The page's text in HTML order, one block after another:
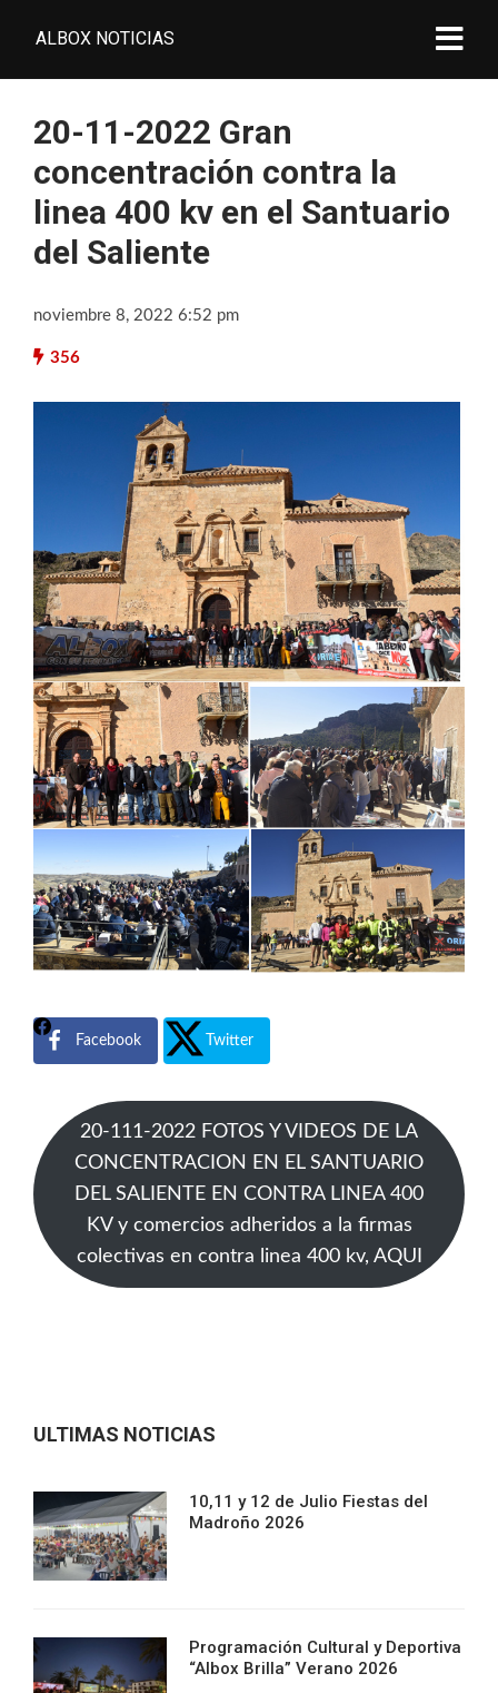
ALBOX NOTICIAS
20-11-2022 Gran
concentración contra la
linea 400 kv en el Santuario
del Saliente
noviembre 8, 2022 6:52 pm
356
Facebook Twitter
20-111-2022 FOTOS Y VIDEOS DE LA
CONCENTRACION EN EL SANTUARIO
DEL SALIENTE EN CONTRA LINEA 400
KV y comercios adheridos a la firmas
colectivas en contra linea 400 kv, AQUI
ULTIMAS NOTICIAS
10,11 y 12 de Julio Fiestas del
Madroño 2026
Programación Cultural y Deportiva
“Albox Brilla” Verano 2026